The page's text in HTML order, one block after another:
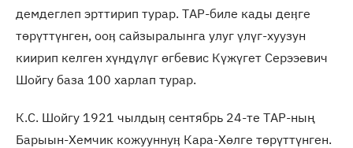
демдеглеп эрттирип турар. ТАР-биле кады деӊге
төрүттүнген, ооӊ сайзыралынга улуг үлүг-хуузун
киирип келген хүндүлүг өгбевис Күжүгет Серээевич
Шойгу база 100 харлап турар.
К.С. Шойгу 1921 чылдыӊ сентябрь 24-те ТАР-ның
Барыын-Хемчик кожууннуӊ Кара-Хөлге төрүттүнген.